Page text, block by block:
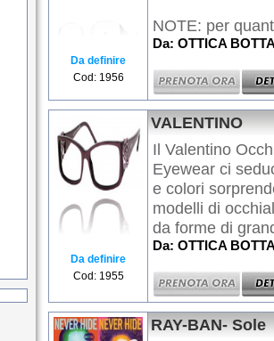
Da definire
Cod: 1956
NOTE: per
Da: OTTICA
Da definire
Cod: 1955
VALENTINO
Il Valentino
Eyewear ci
e colori
modelli di
da forme di
Da: OTTICA
RAY-BAN- Sole